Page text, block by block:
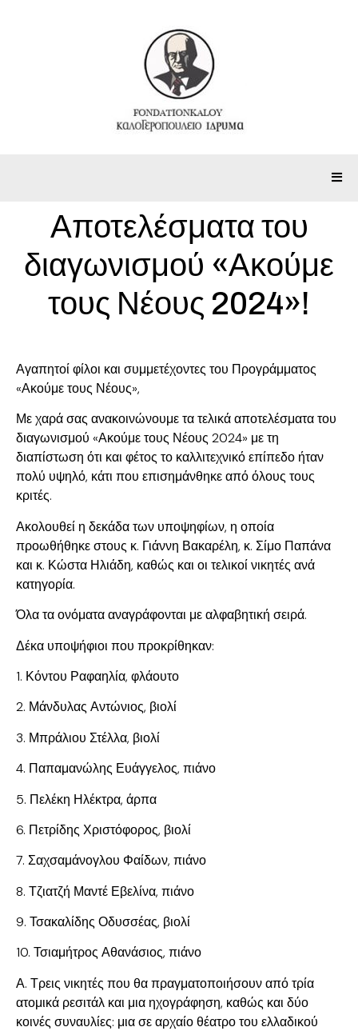
Αποτελέσματα του
διαγωνισμού «Ακούμε
τους Νέους 2024»!
Αγαπητοί φίλοι και συμμετέχοντες του Προγράμματος
«Ακούμε τους Νέους»,
Με χαρά σας ανακοινώνουμε τα τελικά αποτελέσματα του
διαγωνισμού «Ακούμε τους Νέους 2024» με τη
διαπίστωση ότι και φέτος το καλλιτεχνικό επίπεδο ήταν
πολύ υψηλό, κάτι που επισημάνθηκε από όλους τους
κριτές.
Ακολουθεί η δεκάδα των υποψηφίων, η οποία
προωθήθηκε στους κ. Γιάννη Βακαρέλη, κ. Σίμο Παπάνα
και κ. Κώστα Ηλιάδη, καθώς και οι τελικοί νικητές ανά
κατηγορία.
Όλα τα ονόματα αναγράφονται με αλφαβητική σειρά.
Δέκα υποψήφιοι που προκρίθηκαν:
1. Κόντου Ραφαηλία, φλάουτο
2. Μάνδυλας Αντώνιος, βιολί
3. Μπράλιου Στέλλα, βιολί
4. Παπαμανώλης Ευάγγελος, πιάνο
5. Πελέκη Ηλέκτρα, άρπα
6. Πετρίδης Χριστόφορος, βιολί
7. Σαχσαμάνογλου Φαίδων, πιάνο
8. Τζιατζή Μαντέ Εβελίνα, πιάνο
9. Τσακαλίδης Οδυσσέας, βιολί
10. Τσιαμήτρος Αθανάσιος, πιάνο
Α. Τρεις νικητές που θα πραγματοποιήσουν από τρία
ατομικά ρεσιτάλ και μια ηχογράφηση, καθώς και δύο
κοινές συναυλίες: μια σε αρχαίο θέατρο του ελλαδικού